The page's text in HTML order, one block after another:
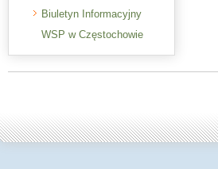
Biuletyn Informacyjny
WSP w Częstochowie